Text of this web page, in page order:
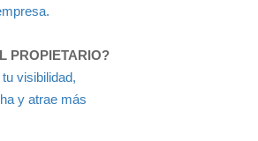
PROPIETARIO?
visibilidad,
y atrae más